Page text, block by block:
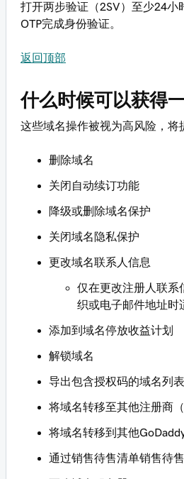
打开两步验证（2SV）至少24小
OTP完成身份验证。
返回顶部
什么时候可以获得
这些域名操作被视为高风险，将
删除域名
关闭自动续订功能
降级或删除域名保护
关闭域名隐私保护
更改域名联系人信息
仅在更改注册人联系
织或电子邮件地址时
添加到域名停放收益计划
解锁域名
导出包含授权码的域名列表
将域名转移至其他注册商
将域名转移到其他
通过销售待售清单销售待